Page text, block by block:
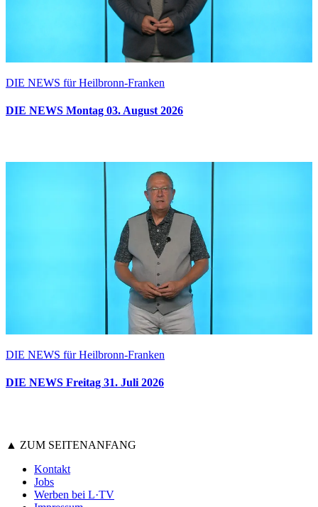
DIE NEWS für Heilbronn-Franken
DIE NEWS Montag 03. August 2026
DIE NEWS für Heilbronn-Franken
DIE NEWS Freitag 31. Juli 2026
▲ ZUM SEITENANFANG
Kontakt
Jobs
Werben bei L·TV